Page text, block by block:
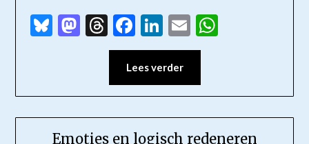
Bluesky
Mastodon
Threads
Facebook
LinkedIn
Email
Lees verder
Emoties en logisch redeneren